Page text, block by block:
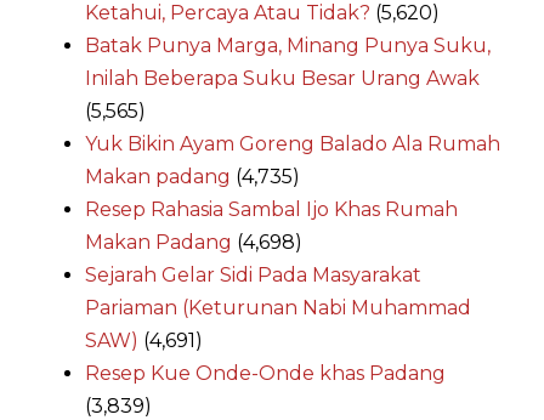
Ketahui, Percaya Atau Tidak? (5,620)
Batak Punya Marga, Minang Punya Suku,
Inilah Beberapa Suku Besar Urang Awak
(5,565)
Yuk Bikin Ayam Goreng Balado Ala Rumah
Makan padang (4,735)
Resep Rahasia Sambal Ijo Khas Rumah
Makan Padang (4,698)
Sejarah Gelar Sidi Pada Masyarakat
Pariaman (Keturunan Nabi Muhammad
SAW) (4,691)
Resep Kue Onde-Onde khas Padang
(3,839)